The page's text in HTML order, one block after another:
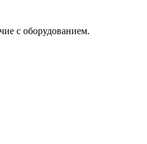
с оборудованием.